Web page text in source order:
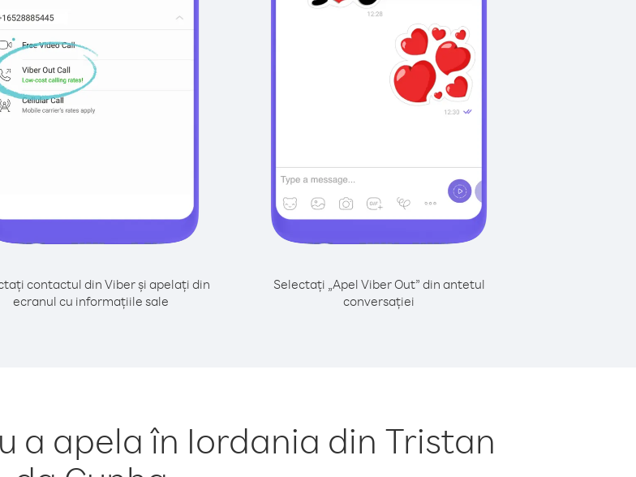
contactul din Viber și apelați din
ecranul cu informațiile sale
Selectați „Apel Viber Out” din antetul
conversației
a apela în Iordania din Tristan